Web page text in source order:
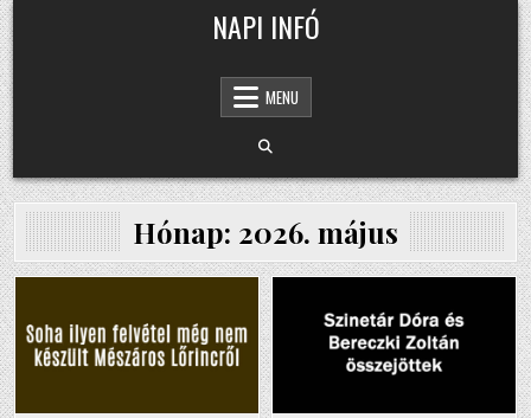
Skip
to
content
NAPI INFÓ
MENU
Hónap: 2026. május
in
Posted
in